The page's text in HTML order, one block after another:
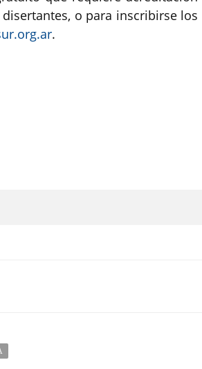
o para inscribirse los
.